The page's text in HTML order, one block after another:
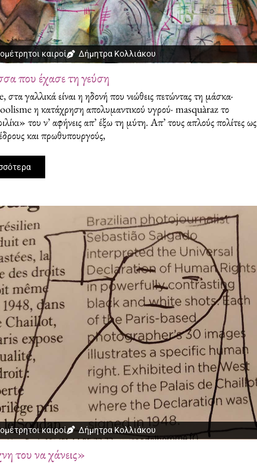
καιροί Δήμητρα Κολλιάκου
που έχασε τη γεύση
στα γαλλικά είναι η ηδονή που νιώθεις πετώντας τη μάσκα·
η κατάχρηση απολυμαντικού υγρού· masquàraz το
του ν’ αφήνεις απ’ έξω τη μύτη. Απ’ τους απλούς πολίτες ως
και πρωθυπουργούς,
καιροί Δήμητρα Κολλιάκου
του να χάνεις»